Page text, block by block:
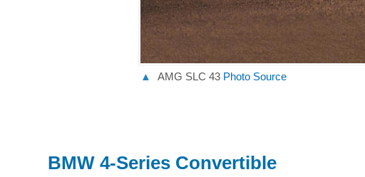
▲ AMG SLC 43 Photo Source
BMW 4-Series Convertible